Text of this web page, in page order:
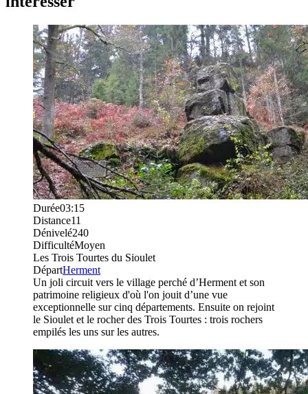
Durée03:15
Distance11
Dénivelé240
DifficultéMoyen
Les Trois Tourtes du Sioulet
DépartHerment
Un joli circuit vers le village perché d’Herment et son
patrimoine religieux d'où l'on jouit d’une vue
exceptionnelle sur cinq départements. Ensuite on rejoint
le Sioulet et le rocher des Trois Tourtes : trois rochers
empilés les uns sur les autres.